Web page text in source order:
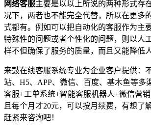
网络客服主要是以以上所说的两种形式存
况下，两者也不能完全代替，所以在更多
式都有。例如可以把自动化的客服作为主
特殊性的问题或者个性化的问题，则以人
样不但确保了服务的质量，而且又能降低
来鼓在线客服系统专业为企业客户提供：
站、H5、APP、微信、百度、基木鱼等多
客服+工单系统+智能客服机器人+微信营
且每个月才20元，可以按月续费，有想了
赶紧来咨询吧！